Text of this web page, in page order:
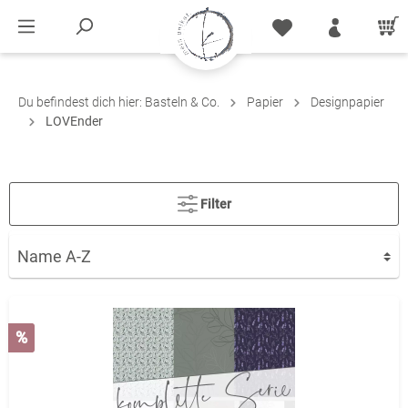
Du befindest dich hier: Basteln & Co. Papier
Designpapier
LOVEnder
Filter
%